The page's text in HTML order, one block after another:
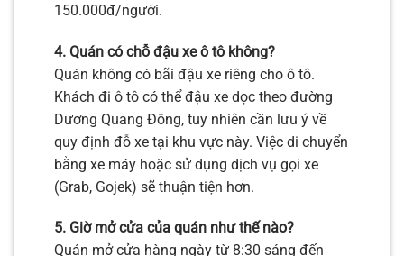
150.000đ/người.
4. Quán có chỗ đậu xe ô tô không?
Quán không có bãi đậu xe riêng cho ô tô.
Khách đi ô tô có thể đậu xe dọc theo đường
Dương Quang Đông, tuy nhiên cần lưu ý về
quy định đỗ xe tại khu vực này. Việc di chuyển
bằng xe máy hoặc sử dụng dịch vụ gọi xe
(Grab, Gojek) sẽ thuận tiện hơn.
5. Giờ mở cửa của quán như thế nào?
Quán mở cửa hàng ngày từ 8:30 sáng đến